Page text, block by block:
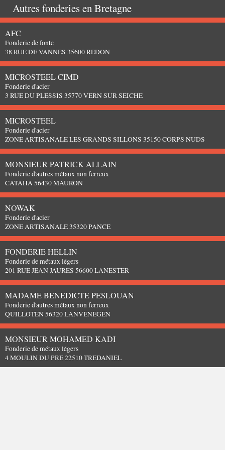
Autres fonderies enBretagne
AFC
Fonderie de fonte
38 RUE DE VANNES 35600 REDON
MICROSTEEL CIMD
Fonderie d'acier
3 RUE DU PLESSIS 35770 VERN SUR SEICHE
MICROSTEEL
Fonderie d'acier
ZONE ARTISANALE LES GRANDS SILLONS 35150 CORPS NUDS
MONSIEUR PATRICK ALLAIN
Fonderie d'autres métaux non ferreux
CATAHA 56430 MAURON
NOWAK
Fonderie d'acier
ZONE ARTISANALE 35320 PANCE
FONDERIE HELLIN
Fonderie de métaux légers
201 RUE JEAN JAURES 56600 LANESTER
MADAME BENEDICTE PESLOUAN
Fonderie d'autres métaux non ferreux
QUILLOTEN 56320 LANVENEGEN
MONSIEUR MOHAMED KADI
Fonderie de métaux légers
4 MOULIN DU PRE 22510 TREDANIEL